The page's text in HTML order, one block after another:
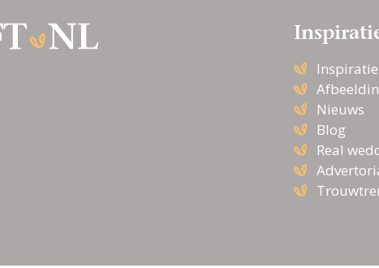
Inspiratie
Nieuws
Blog
Real